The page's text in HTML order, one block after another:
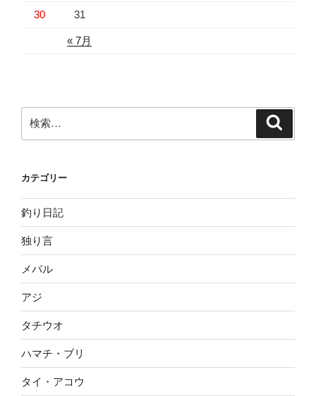
« 7月
30 31
検
索:
カテゴリー
釣り日記
独り言
メバル
アジ
タチウオ
ハマチ・ブリ
タイ・アコウ